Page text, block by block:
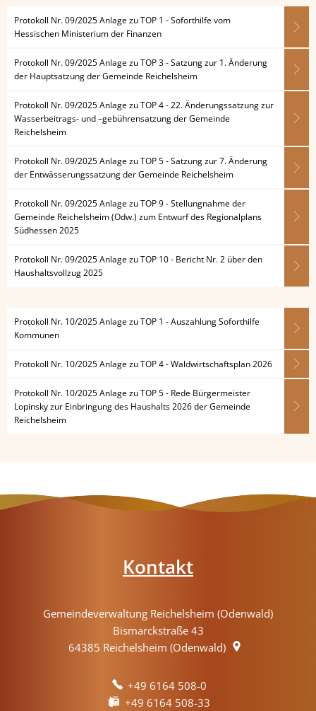
Protokoll Nr. 09/2025 Anlage zu TOP 1 - Soforthilfe vom
Hessischen Ministerium der Finanzen
Protokoll Nr. 09/2025 Anlage zu TOP 3 - Satzung zur 1. Änderung
der Hauptsatzung der Gemeinde Reichelsheim
Protokoll Nr. 09/2025 Anlage zu TOP 4 - 22. Änderungssatzung zur
Wasserbeitrags- und –gebührensatzung der Gemeinde
Reichelsheim
Protokoll Nr. 09/2025 Anlage zu TOP 5 - Satzung zur 7. Änderung
der Entwässerungssatzung der Gemeinde Reichelsheim
Protokoll Nr. 09/2025 Anlage zu TOP 9 - Stellungnahme der
Gemeinde Reichelsheim (Odw.) zum Entwurf des Regionalplans
Südhessen 2025
Protokoll Nr. 09/2025 Anlage zu TOP 10 - Bericht Nr. 2 über den
Haushaltsvollzug 2025
Protokoll Nr. 10/2025 Anlage zu TOP 1 - Auszahlung Soforthilfe
Kommunen
Protokoll Nr. 10/2025 Anlage zu TOP 4 - Waldwirtschaftsplan 2026
Protokoll Nr. 10/2025 Anlage zu TOP 5 - Rede Bürgermeister
Lopinsky zur Einbringung des Haushalts 2026 der Gemeinde
Reichelsheim
Kontakt
Gemeindeverwaltung Reichelsheim (Odenwald)
Bismarckstraße 43
64385 Reichelsheim (Odenwald)
+49 6164 508-0
+49 6164 508-33